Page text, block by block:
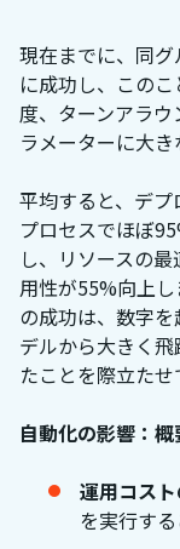
現在までに、同
に成功し、この
度、ターンアラ
ラメーターに大き
平均すると、デ
プロセスでほぼ
し、リソースの
用性が55%向上
の成功は、数字
デルから大きく
たことを際立たせ
自動化の影響：概
運用コスト
を実行す